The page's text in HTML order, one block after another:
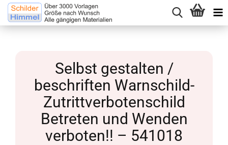
Selbst gestalten /
beschriften Warnschild-
Zutrittverbotenschild
Betreten und Wenden
verboten!! – 541018